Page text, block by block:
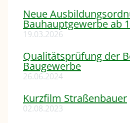
Neue
Bauhauptgewerbe ab
19.03.2026
Qualitätsprüfung der
Baugewerbe
26.06.2024
Kurzfilm Straßenbauer
02.08.2023